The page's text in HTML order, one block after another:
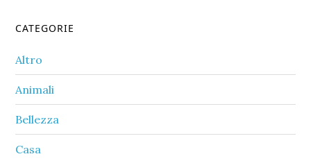
Primary
Sidebar
CATEGORIE
Altro
Animali
Bellezza
Casa